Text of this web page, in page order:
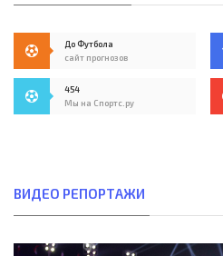
До Футбола
сайт прогнозов
454
Мы на Спортс.ру
ВИДЕО РЕПОРТАЖИ